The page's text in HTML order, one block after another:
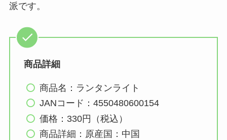
派です。
商品詳細
商品名：ランタンライト
JANコード：4550480600154
価格：330円（税込）
商品詳細：原産国：中国